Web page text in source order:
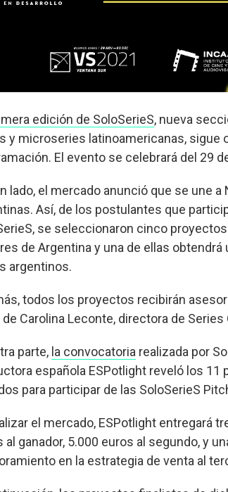
edición de SoloSerieS, nueva
y microseries latinoamericanas, sigue
El evento se celebrará del 29
lado, el mercado anunció que se une
Así, de los postulantes que
se seleccionaron cinco
de Argentina y una de ellas
argentinos.
todos los proyectos recibirán
de Carolina Leconte, directora de
parte, la convocatoria realizada por
española ESPotlight reveló los
para participar de las SoloSerieS
el mercado, ESPotlight entregará
al ganador, 5.000 euros al segundo, y
en la estrategia de venta al